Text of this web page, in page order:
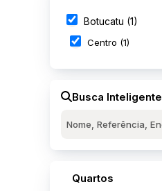
Botucatu (1)
Centro (1)
Busca Inteligente
Quartos